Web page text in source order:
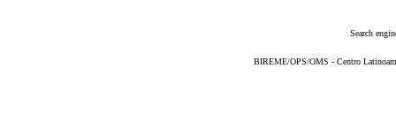
Search
BIREME/OPS/OMS - Centro